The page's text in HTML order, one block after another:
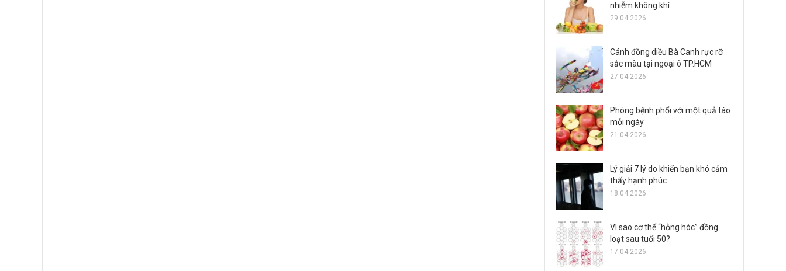
nhiễm không khí
29.04.2026
Cánh đồng diều Bà Canh rực rỡ
sắc màu tại ngoại ô TP.HCM
27.04.2026
Phòng bệnh phổi với một quả táo
mỗi ngày
21.04.2026
Lý giải 7 lý do khiến bạn khó cảm
thấy hạnh phúc
18.04.2026
Vì sao cơ thể “hỏng hóc” đồng
loạt sau tuổi 50?
17.04.2026